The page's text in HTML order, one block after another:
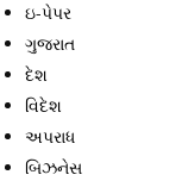
ઇ-પેપર
ગુજરાત
દેશ
વિદેશ
અપરાધ
બિઝનેસ